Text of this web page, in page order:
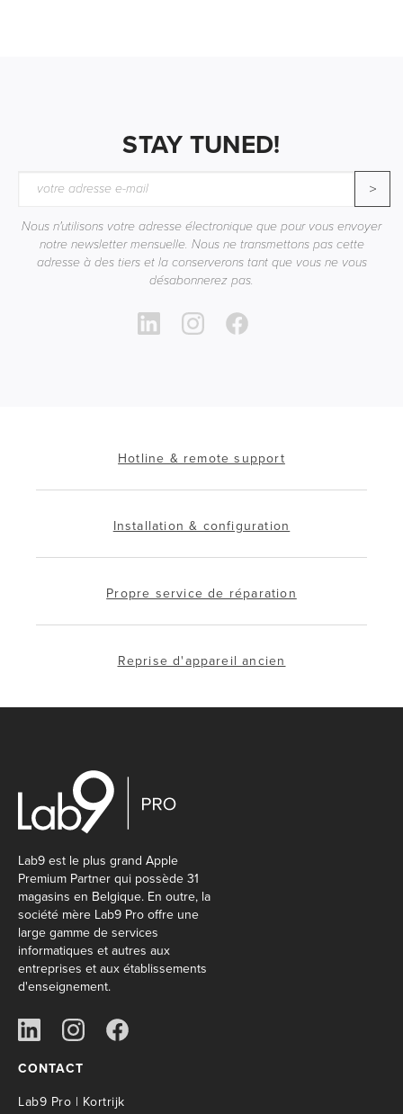
STAY TUNED!
>
Nous n'utilisons votre adresse électronique que pour vous envoyer
notre newsletter mensuelle. Nous ne transmettons pas cette
adresse à des tiers et la conserverons tant que vous ne vous
désabonnerez pas.
Hotline & remote support
Installation & configuration
Propre service de réparation
Reprise d'appareil ancien
Lab9 est le plus grand Apple
Premium Partner qui possède 31
magasins en Belgique. En outre, la
société mère Lab9 Pro offre une
large gamme de services
informatiques et autres aux
entreprises et aux établissements
d'enseignement.
CONTACT
Lab9 Pro | Kortrijk